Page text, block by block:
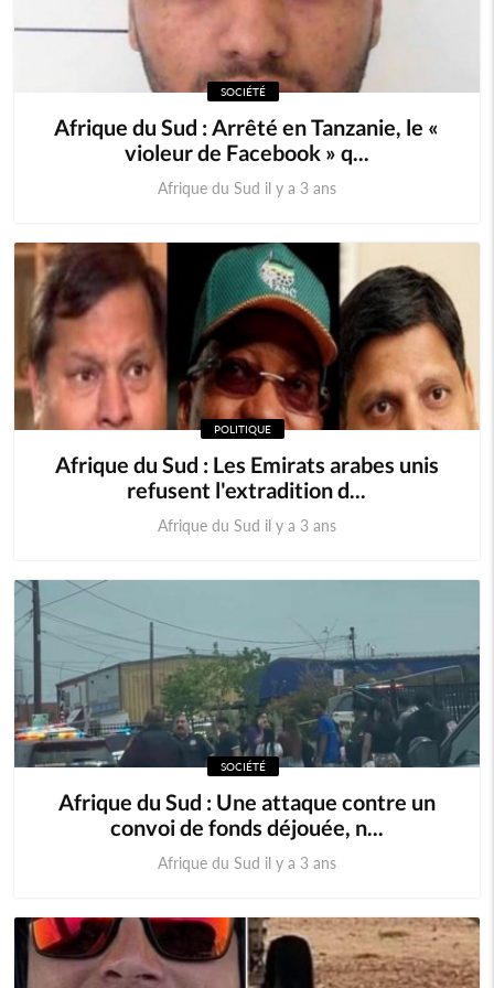
SOCIÉTÉ
Afrique du Sud : Arrêté en Tanzanie, le «
violeur de Facebook » q...
Afrique du Sud il y a 3 ans
POLITIQUE
Afrique du Sud : Les Emirats arabes unis
refusent l'extradition d...
Afrique du Sud il y a 3 ans
SOCIÉTÉ
Afrique du Sud : Une attaque contre un
convoi de fonds déjouée, n...
Afrique du Sud il y a 3 ans